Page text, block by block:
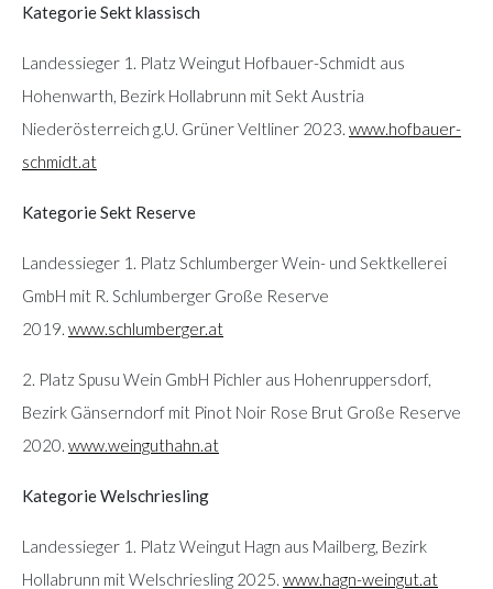
Kategorie Sekt klassisch
Landessieger 1. Platz Weingut Hofbauer-Schmidt aus
Hohenwarth, Bezirk Hollabrunn mit Sekt Austria
Niederösterreich g.U. Grüner Veltliner 2023. www.hofbauer-
schmidt.at
Kategorie Sekt Reserve
Landessieger 1. Platz Schlumberger Wein- und Sektkellerei
GmbH mit R. Schlumberger Große Reserve
2019. www.schlumberger.at
2. Platz Spusu Wein GmbH Pichler aus Hohenruppersdorf,
Bezirk Gänserndorf mit Pinot Noir Rose Brut Große Reserve
2020. www.weinguthahn.at
Kategorie Welschriesling
Landessieger 1. Platz Weingut Hagn aus Mailberg, Bezirk
Hollabrunn mit Welschriesling 2025. www.hagn-weingut.at